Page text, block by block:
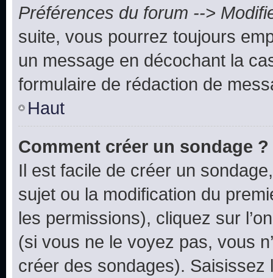
Préférences du forum -->
suite, vous pourrez toujours
un message en décochant la
formulaire de rédaction de
Haut
Comment créer un sondage ?
Il est facile de créer un
sujet ou la modification du
les permissions), cliquez sur
(si vous ne le voyez pas, vous
créer des sondages).